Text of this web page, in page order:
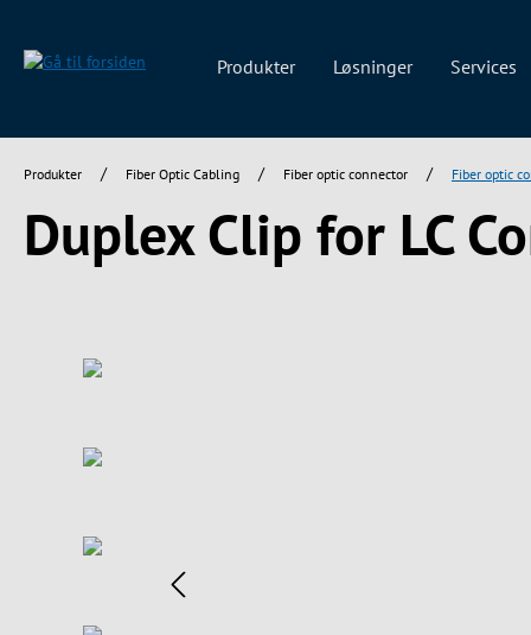
Produkter Løsninger Services
Produkter / Fiber Optic Cabling / Fiber optic connector / Fiber optic
Duplex Clip for LC